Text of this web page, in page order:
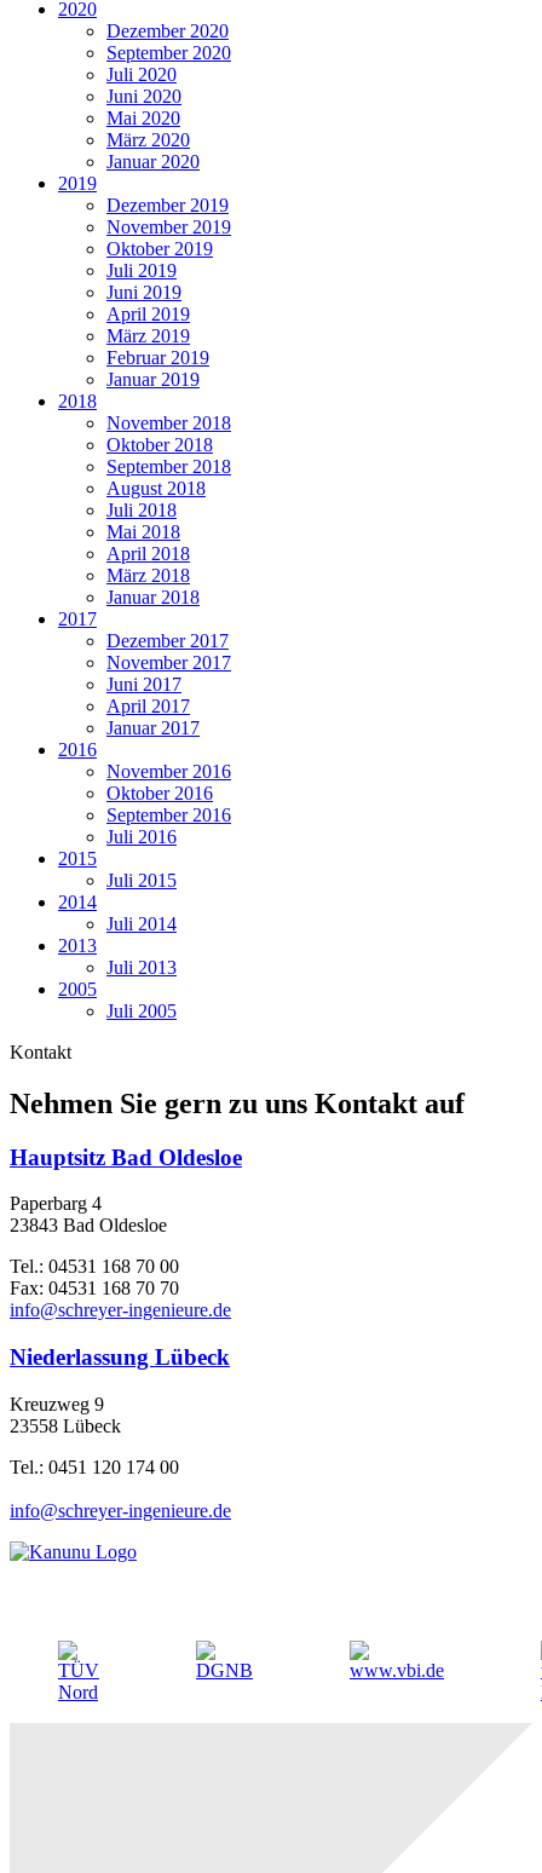
2020
Dezember 2020
September 2020
Juli 2020
Juni 2020
Mai 2020
März 2020
Januar 2020
2019
Dezember 2019
November 2019
Oktober 2019
Juli 2019
Juni 2019
April 2019
März 2019
Februar 2019
Januar 2019
2018
November 2018
Oktober 2018
September 2018
August 2018
Juli 2018
Mai 2018
April 2018
März 2018
Januar 2018
2017
Dezember 2017
November 2017
Juni 2017
April 2017
Januar 2017
2016
November 2016
Oktober 2016
September 2016
Juli 2016
2015
Juli 2015
2014
Juli 2014
2013
Juli 2013
2005
Juli 2005
Kontakt
Nehmen Sie gern zu uns Kontakt auf
Hauptsitz Bad Oldesloe
Paperbarg 4
23843 Bad Oldesloe
Tel.: 04531 168 70 00
Fax: 04531 168 70 70
info@schreyer-ingenieure.de
Niederlassung Lübeck
Kreuzweg 9
23558 Lübeck
Tel.: 0451 120 174 00
info@schreyer-ingenieure.de